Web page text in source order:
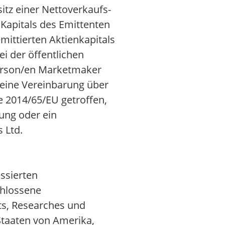
Researches und
von Amerika,